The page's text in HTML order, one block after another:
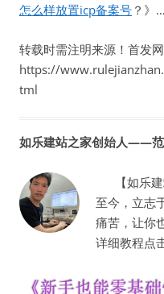
怎么样放置icp备案号 ？》
转载时需注明来源！首发
https://
tml
如乐建站之家创始人——范
【如乐建
至今，立志
痛苦，让你
详细教程点